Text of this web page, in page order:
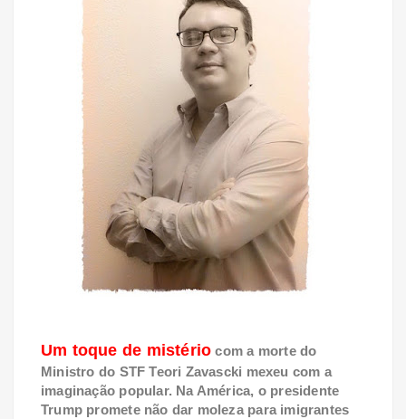
Um toque de mistério com a morte do
Ministro do STF Teori Zavascki mexeu com a
imaginação popular. Na América, o presidente
Trump promete não dar moleza para imigrantes